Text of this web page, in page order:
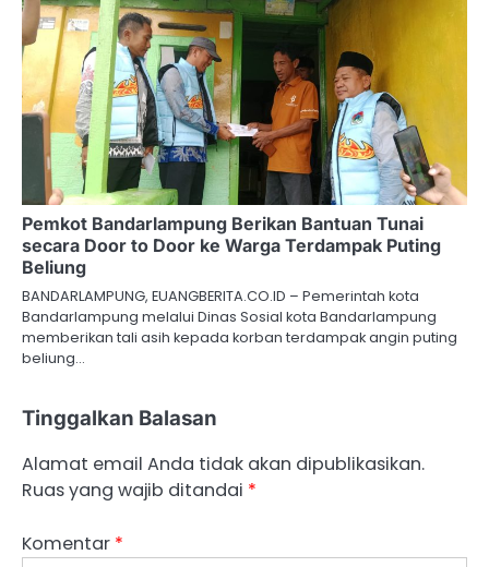
Pemkot Bandarlampung Berikan Bantuan Tunai
secara Door to Door ke Warga Terdampak Puting
Beliung
BANDARLAMPUNG, EUANGBERITA.CO.ID – Pemerintah kota
Bandarlampung melalui Dinas Sosial kota Bandarlampung
memberikan tali asih kepada korban terdampak angin puting
beliung…
Tinggalkan Balasan
Alamat email Anda tidak akan dipublikasikan.
Ruas yang wajib ditandai *
Komentar *